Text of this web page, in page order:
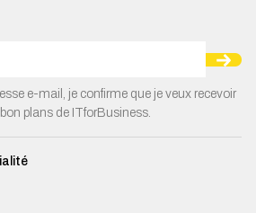
e-mail, je confirme que je veux recevoir
plans de ITforBusiness.